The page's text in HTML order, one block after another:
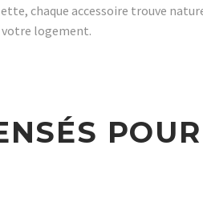
chaque accessoire trouve
votre logement.